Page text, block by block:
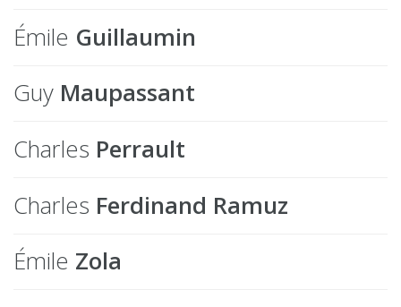
Émile Guillaumin
Guy Maupassant
Charles Perrault
Charles Ferdinand Ramuz
Émile Zola